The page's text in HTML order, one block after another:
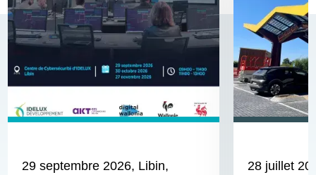
29 septembre 2026, Libin,
28 juillet